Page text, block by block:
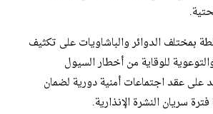
بمختلف الدوائر والباشاويات على تكثيف
للوقاية من أخطار السيول
على عقد اجتماعات أمنية دورية لضمان
سريان النشرة الإنذارية.